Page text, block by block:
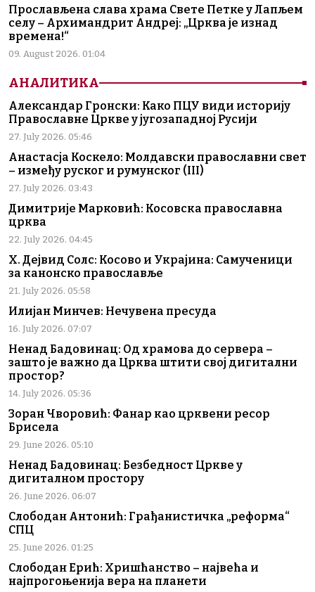
Прослављена слава храма Свете Петке у Лапљем
селу – Архимандрит Андреј: „Црква је изнад
времена!“
09. August 2026. 01:04
АНАЛИТИКА
Александар Гронски: Како ПЦУ види историју
Православне Цркве у југозападној Русији
27. July 2026. 05:46
Анастасја Коскело: Молдавски православни свет
– између руског и румунског (III)
27. July 2026. 03:43
Димитрије Марковић: Косовска православна
црква
22. July 2026. 04:45
Х. Дејвид Солс: Косово и Украјина: Самученици
за канонско православље
21. July 2026. 05:58
Илијан Минчев: Нечувена пресуда
16. July 2026. 07:07
Ненад Бадовинац: Од храмова до сервера –
зашто је важно да Црква штити свој дигитални
простор?
14. July 2026. 05:36
Зоран Чворовић: Фанар као црквени ресор
Брисела
29. June 2026. 05:10
Ненад Бадовинац: Безбедност Цркве у
дигиталном простору
26. June 2026. 06:07
Слободан Антонић: Грађанистичка „реформа“
СПЦ
25. June 2026. 01:25
Слободан Ерић: Хришћанство – највећа и
најпрогоњенија вера на планети